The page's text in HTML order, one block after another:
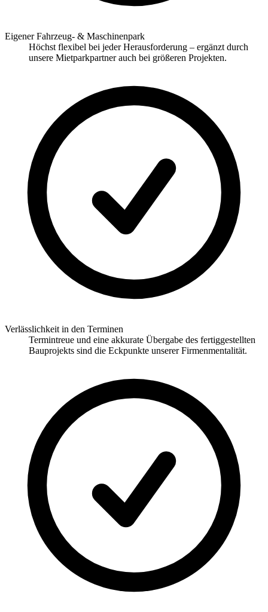
Eigener Fahrzeug- & Maschinenpark
Höchst flexibel bei jeder Herausforderung – ergänzt durch
unsere Mietparkpartner auch bei größeren Projekten.
Verlässlichkeit in den Terminen
Termintreue und eine akkurate Übergabe des fertiggestellten
Bauprojekts sind die Eckpunkte unserer Firmenmentalität.